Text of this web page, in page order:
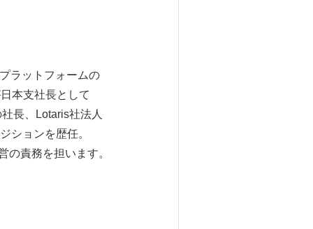
ラットフォームの
本支社長として
長、Lotaris社法人
ションを歴任。
の責務を担います。